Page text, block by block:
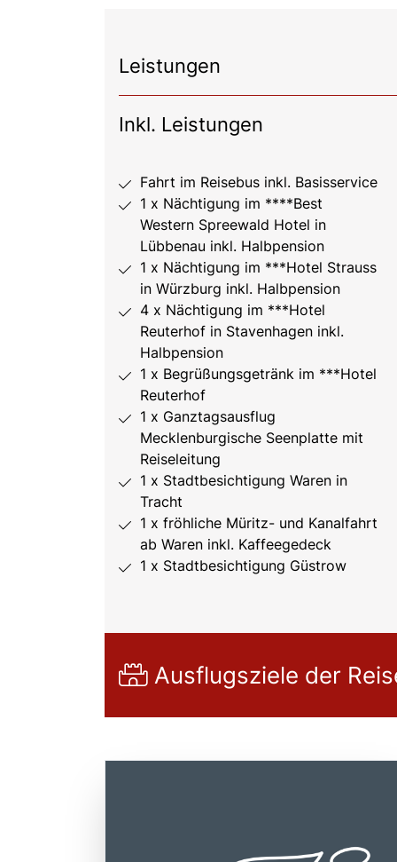
Leistungen
Inkl. Leistungen
Fahrt im Reisebus inkl. Basisservice
1 x Nächtigung im ****Best
Western Spreewald Hotel in
Lübbenau inkl. Halbpension
1 x Nächtigung im ***Hotel Strauss
in Würzburg inkl. Halbpension
4 x Nächtigung im ***Hotel
Reuterhof in Stavenhagen inkl.
Halbpension
1 x Begrüßungsgetränk im ***Hotel
Reuterhof
1 x Ganztagsausflug
Mecklenburgische Seenplatte mit
Reiseleitung
1 x Stadtbesichtigung Waren in
Tracht
1 x fröhliche Müritz- und Kanalfahrt
ab Waren inkl. Kaffeegedeck
1 x Stadtbesichtigung Güstrow
Ausflugsziele der